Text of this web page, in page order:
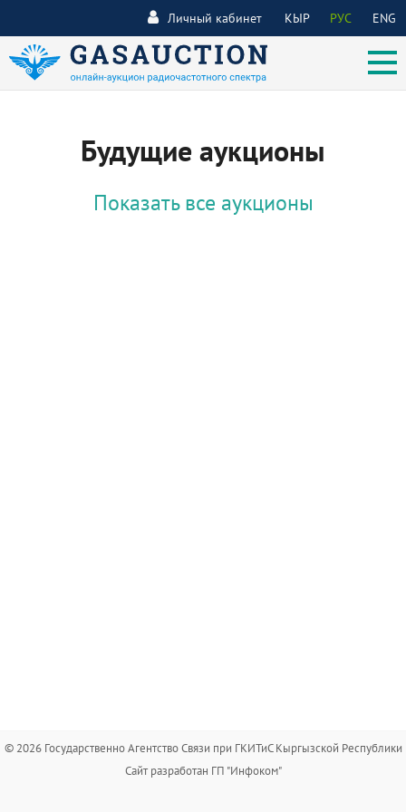
КЫР РУС ENG
Личный кабинет
Будущие аукционы
Показать все аукционы
© 2026 Государственно Агентство Связи при ГКИТиС Кыргызской Республики
Сайт разработан ГП "Инфоком"